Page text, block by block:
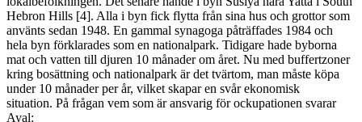
Hebron Hills [4]. Alla i byn fick flytta från sina hus och grottor som
använts sedan 1948. En gammal synagoga påträffades 1984 och
hela byn förklarades som en nationalpark. Tidigare hade byborna
mat och vatten till djuren 10 månader om året. Nu med buffertzoner
kring bosättning och nationalpark är det tvärtom, man måste köpa
under 10 månader per år, vilket skapar en svår ekonomisk
situation. På frågan vem som är ansvarig för ockupationen svarar
Ayal: